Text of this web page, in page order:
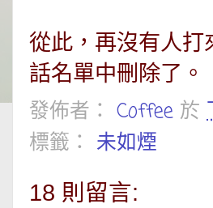
從此，再沒有人
話名單中刪除了。
發佈者： Coffee 於
標籤： 未如煙
18 則留言: